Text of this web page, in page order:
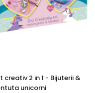
creativ 2 in 1 - Bijuterii &
unicorni